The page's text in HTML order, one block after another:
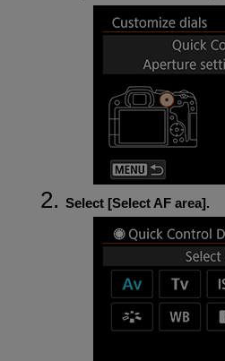
Select [Select AF area].